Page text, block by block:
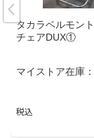
タカラベルモン
チェアDUX①
マイストア在庫：
税込